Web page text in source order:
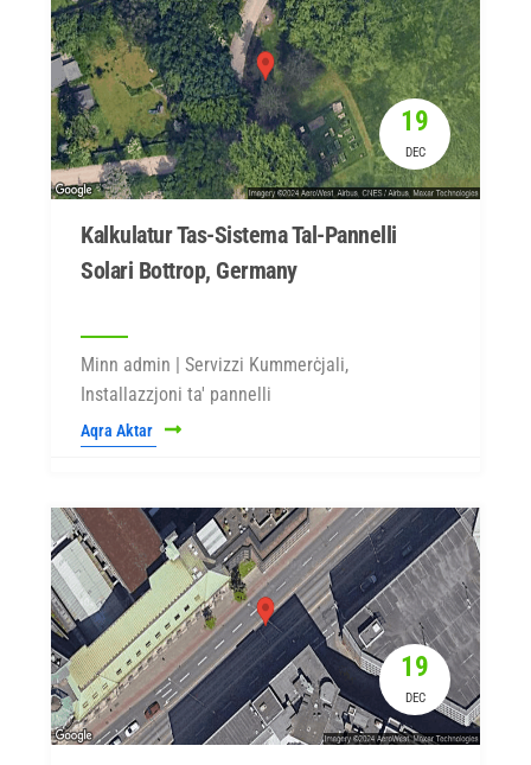
19
DEC
Kalkulatur Tas-Sistema Tal-Pannelli
Solari Bottrop, Germany
Minn admin | Servizzi Kummerċjali,
Installazzjoni ta' pannelli
Aqra Aktar
19
DEC